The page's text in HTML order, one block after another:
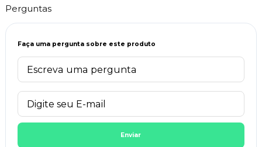
Perguntas
Faça uma pergunta sobre este produto
Enviar